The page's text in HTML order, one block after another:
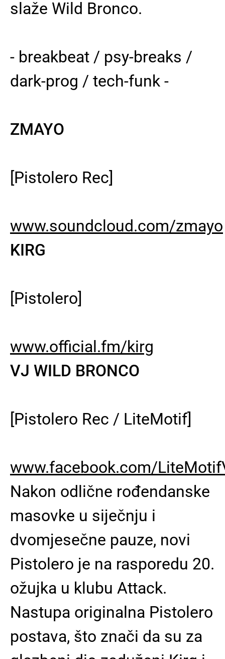
slaže Wild Bronco.
- breakbeat / psy-breaks /
dark-prog / tech-funk -
ZMAYO
[Pistolero Rec]
www.soundcloud.com/zmayo
KIRG
[Pistolero]
www.official.fm/kirg
VJ WILD BRONCO
[Pistolero Rec / LiteMotif]
www.facebook.com/
Nakon odlične rođendanske
masovke u siječnju i
dvomjesečne pauze, novi
Pistolero je na rasporedu 20.
ožujka u klubu Attack.
Nastupa originalna Pistolero
postava, što znači da su za